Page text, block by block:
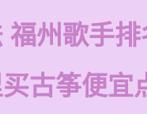
福州歌手
古筝便宜